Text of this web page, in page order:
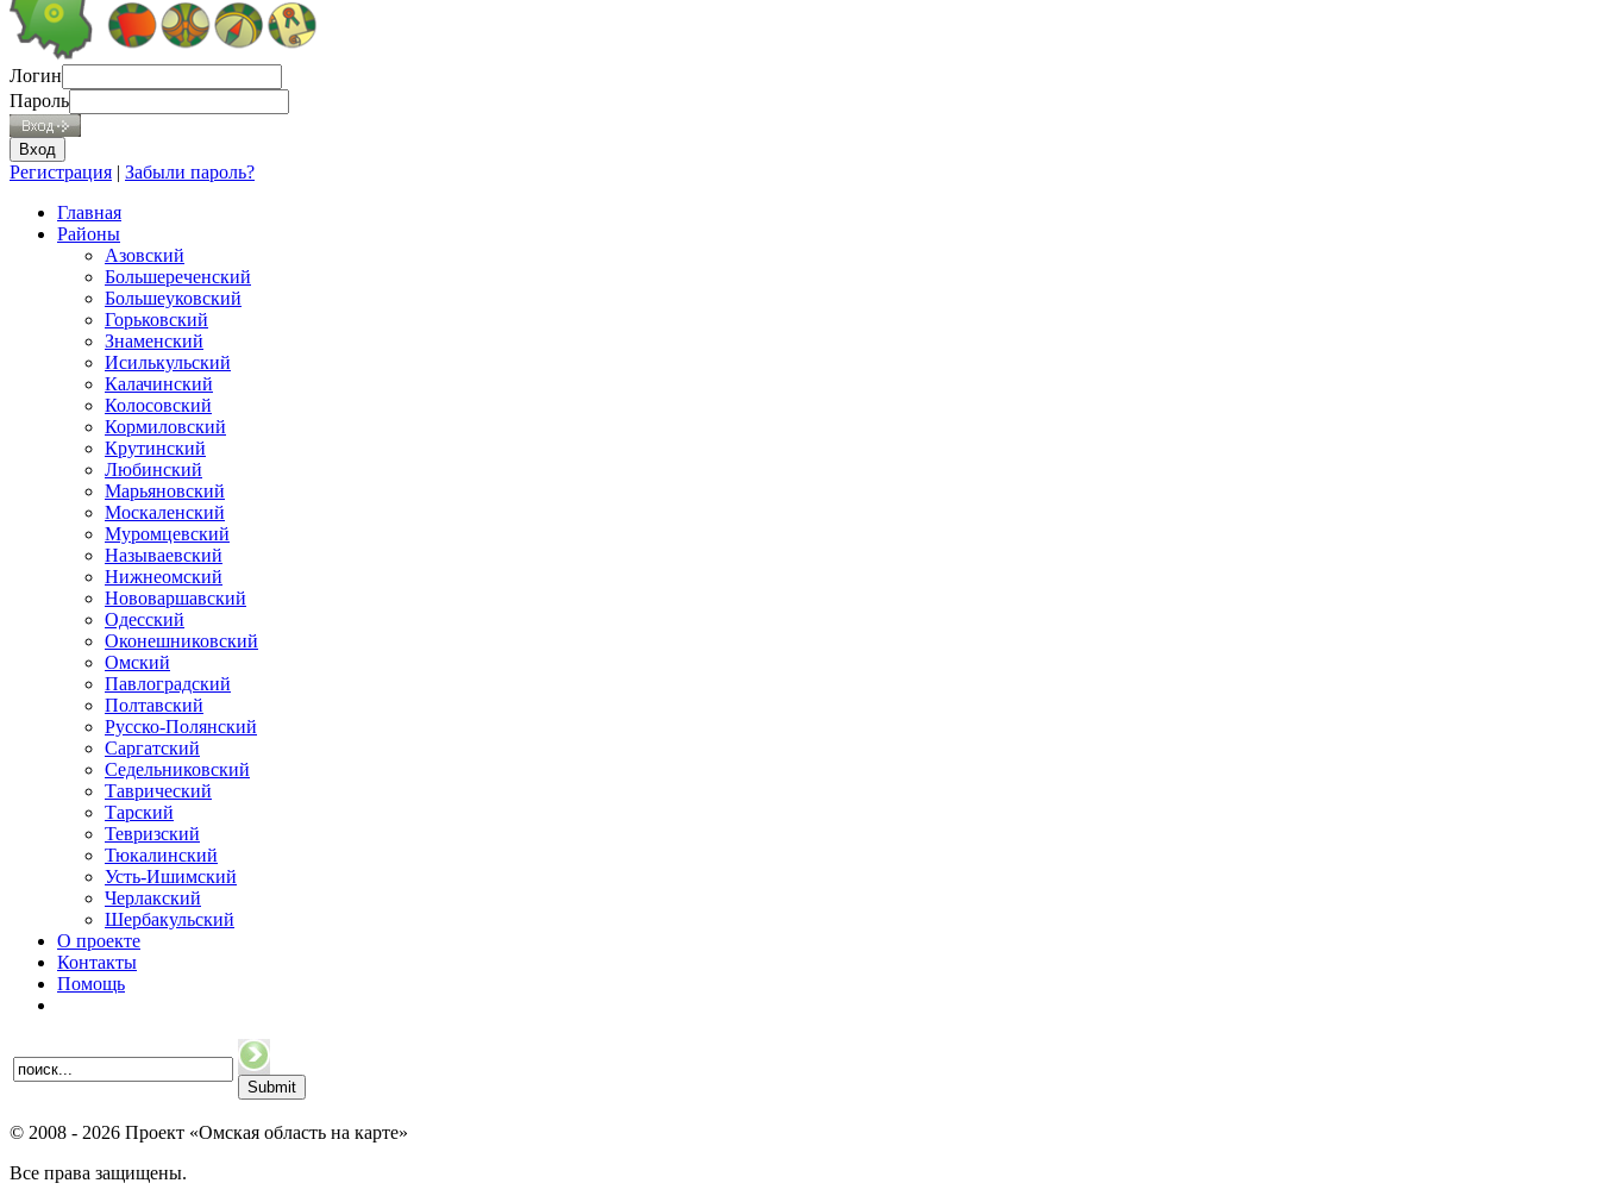
Логин
Пароль
Регистрация | Забыли пароль?
Главная
Районы
Азовский
Большереченский
Большеуковский
Горьковский
Знаменский
Исилькульский
Калачинский
Колосовский
Кормиловский
Крутинский
Любинский
Марьяновский
Москаленский
Муромцевский
Называевский
Нижнеомский
Нововаршавский
Одесский
Оконешниковский
Омский
Павлоградский
Полтавский
Русско-Полянский
Саргатский
Седельниковский
Таврический
Тарский
Тевризский
Тюкалинский
Усть-Ишимский
Черлакский
Шербакульский
О проекте
Контакты
Помощь
© 2008 - 2026 Проект «Омская область на карте»
Все права защищены.